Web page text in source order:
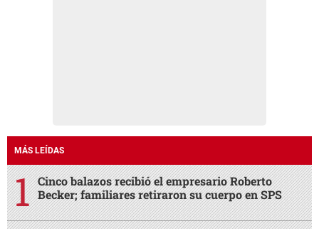
MÁS LEÍDAS
Cinco balazos recibió el empresario Roberto
Becker; familiares retiraron su cuerpo en SPS